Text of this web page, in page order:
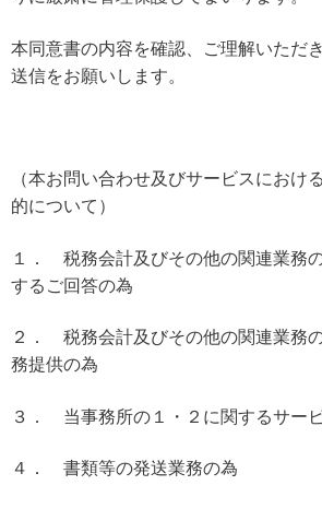
本同意書の内容を確認、ご理解いただ
送信をお願いします。
（本お問い合わせ及びサービスにおけ
的について）
１． 税務会計及びその他の関連業務
するご回答の為
２． 税務会計及びその他の関連業務
務提供の為
３． 当事務所の１・２に関するサー
４． 書類等の発送業務の為